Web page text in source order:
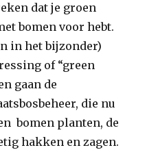
dat je groen
bomen voor hebt.
in het bijzonder)
of “green
gaan de
die nu
bomen planten, de
hakken en zagen.